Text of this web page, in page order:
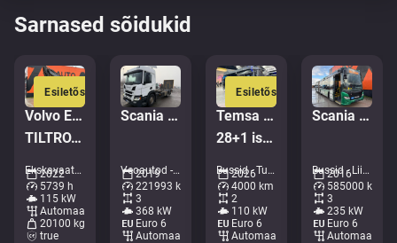
Sarnased sõidukid
Esiletõstetud
Volvo EWR 170 E
TILTROTATOR / AC / CENTRAL LUBRICATION
Ekskavaatorid - Ratasekskavaator • M727-9473
2022
5739 h
115 kW
Automaat
20100 kg
true
Scania P 500 6x2*4
Veoautod - Raam • M028-1394
2019
221993 km
3
368 kW
Euro 6
Automaat
Esiletõstetud
Temsa Prestij
28+1 istekohta | 7.3m | UUS
Bussid - Turistibussid • M407-4724
2026
4000 km
2
110 kW
Euro 6
Automaat
Scania K320 Citywide
Bussid - Liigendbuss • M079-2348
2016
585000 km
3
235 kW
Euro 6
Automaat